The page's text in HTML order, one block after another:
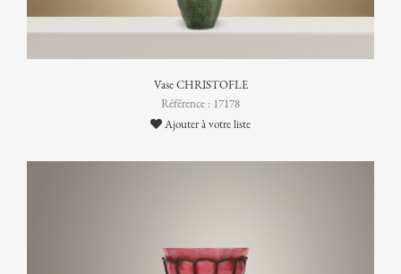
Vase CHRISTOFLE
Référence : 17178
Ajouter à votre liste